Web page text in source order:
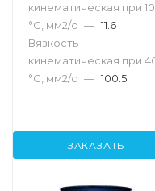
кинематическая при
°С, мм2/с — 11.6
Вязкость
кинематическая при
°С, мм2/с — 100.5
ЗАКАЗАТЬ